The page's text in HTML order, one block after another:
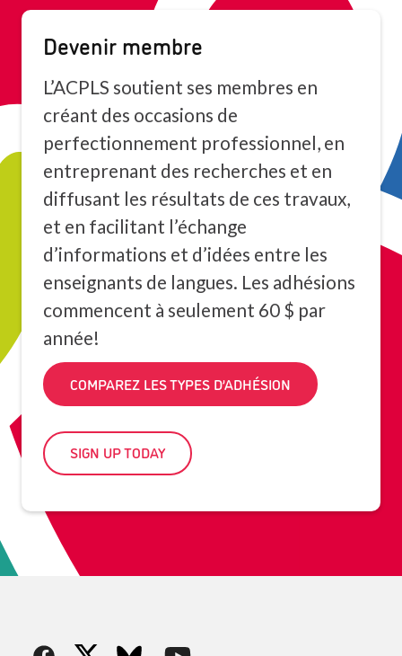
Devenir membre
L’ACPLS soutient ses membres en
créant des occasions de
perfectionnement professionnel, en
entreprenant des recherches et en
diffusant les résultats de ces travaux,
et en facilitant l’échange
d’informations et d’idées entre les
enseignants de langues. Les adhésions
commencent à seulement 60 $ par
année!
COMPAREZ LES TYPES D’ADHÉSION
SIGN UP TODAY